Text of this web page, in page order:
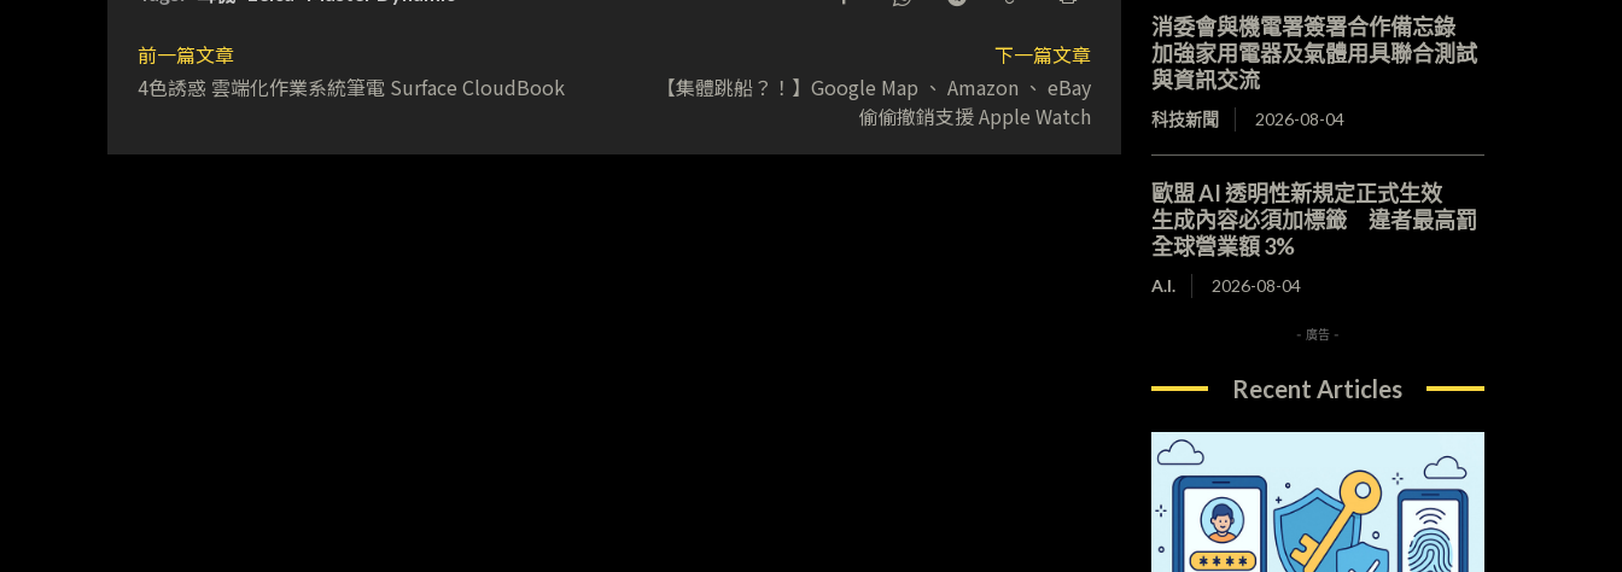
前一篇文章
4色誘惑 雲端化作業系統筆電 Surface CloudBook
下一篇文章
【集體跳船？！】Google Map 、 Amazon 、 eBay
偷偷撤銷支援 Apple Watch
消委會與機電署簽署合作備忘錄
加強家用電器及氣體用具聯合測試
與資訊交流
科技新聞 2026-08-04
歐盟 AI 透明性新規定正式生效
生成內容必須加標籤 違者最高罰
全球營業額 3%
A.I. 2026-08-04
- 廣告 -
Recent Articles